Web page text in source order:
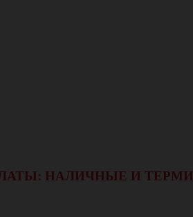
НАЛИЧНЫЕ И